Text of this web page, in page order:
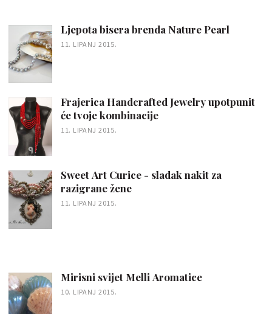
Ljepota bisera brenda Nature Pearl
11. LIPANJ 2015.
Frajerica Handcrafted Jewelry upotpunit
će tvoje kombinacije
11. LIPANJ 2015.
Sweet Art Curice - sladak nakit za
razigrane žene
11. LIPANJ 2015.
Mirisni svijet Melli Aromatice
10. LIPANJ 2015.